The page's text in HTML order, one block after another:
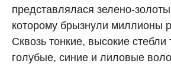
представлялася
которому брызнули миллионы
Сквозь тонкие, высокие стебли
голубые, синие и лиловые